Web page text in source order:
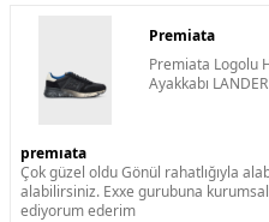
Premiata
Premiata Logolu
Ayakkabı
premıata
Çok güzel oldu Gönül rahatlığıyla
alabilirsiniz. Exxe gurubuna
ediyorum ederim